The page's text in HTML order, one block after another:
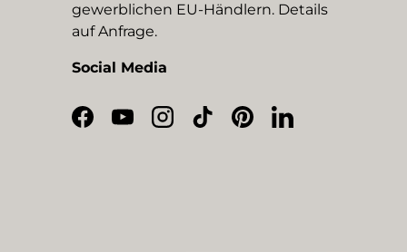
gewerblichen EU-Händlern. Details
auf Anfrage.
Social Media
Facebook
YouTubeInstagram
TikTokPinterestLinkedIn